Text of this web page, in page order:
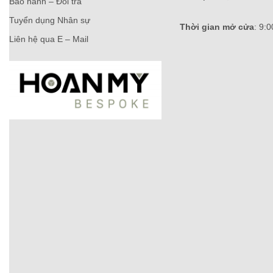
Tuyển dụng Nhân sự
Liên hệ qua E – Mail
Thời gian mở cửa: